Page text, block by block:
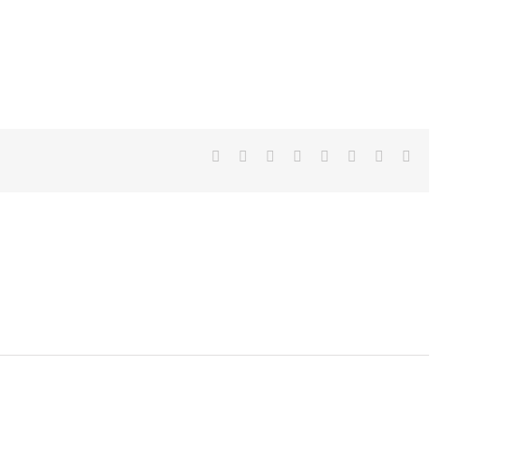
Facebook
TwitterReddit LinkedIn
TumblrPinterest